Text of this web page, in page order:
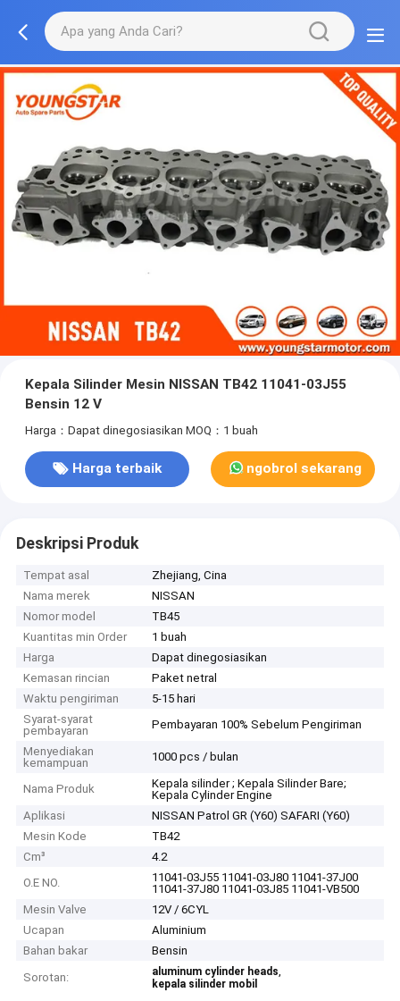
Kepala Silinder Mesin NISSAN TB42 11041-03J55
Bensin 12 V
Harga：Dapat dinegosiasikan MOQ：1 buah
Harga terbaik ngobrol sekarang
Deskripsi Produk
Tempat asal
Zhejiang, Cina
Nama merek
NISSAN
Nomor model
TB45
Kuantitas min Order
1 buah
Harga
Dapat dinegosiasikan
Kemasan rincian
Paket netral
Waktu pengiriman
5-15 hari
Syarat-syarat
pembayaran
Pembayaran 100% Sebelum Pengiriman
Menyediakan
kemampuan
1000 pcs / bulan
Nama Produk
Kepala silinder ; Kepala Silinder Bare;
Kepala Cylinder Engine
Aplikasi
NISSAN Patrol GR (Y60) SAFARI (Y60)
Mesin Kode
TB42
Cm³
4.2
O.E NO.
11041-03J55 11041-03J80 11041-37J00
11041-37J80 11041-03J85 11041-VB500
Mesin Valve
12V / 6CYL
Ucapan
Aluminium
Bahan bakar
Bensin
Sorotan:
aluminum cylinder heads,
kepala silinder mobil